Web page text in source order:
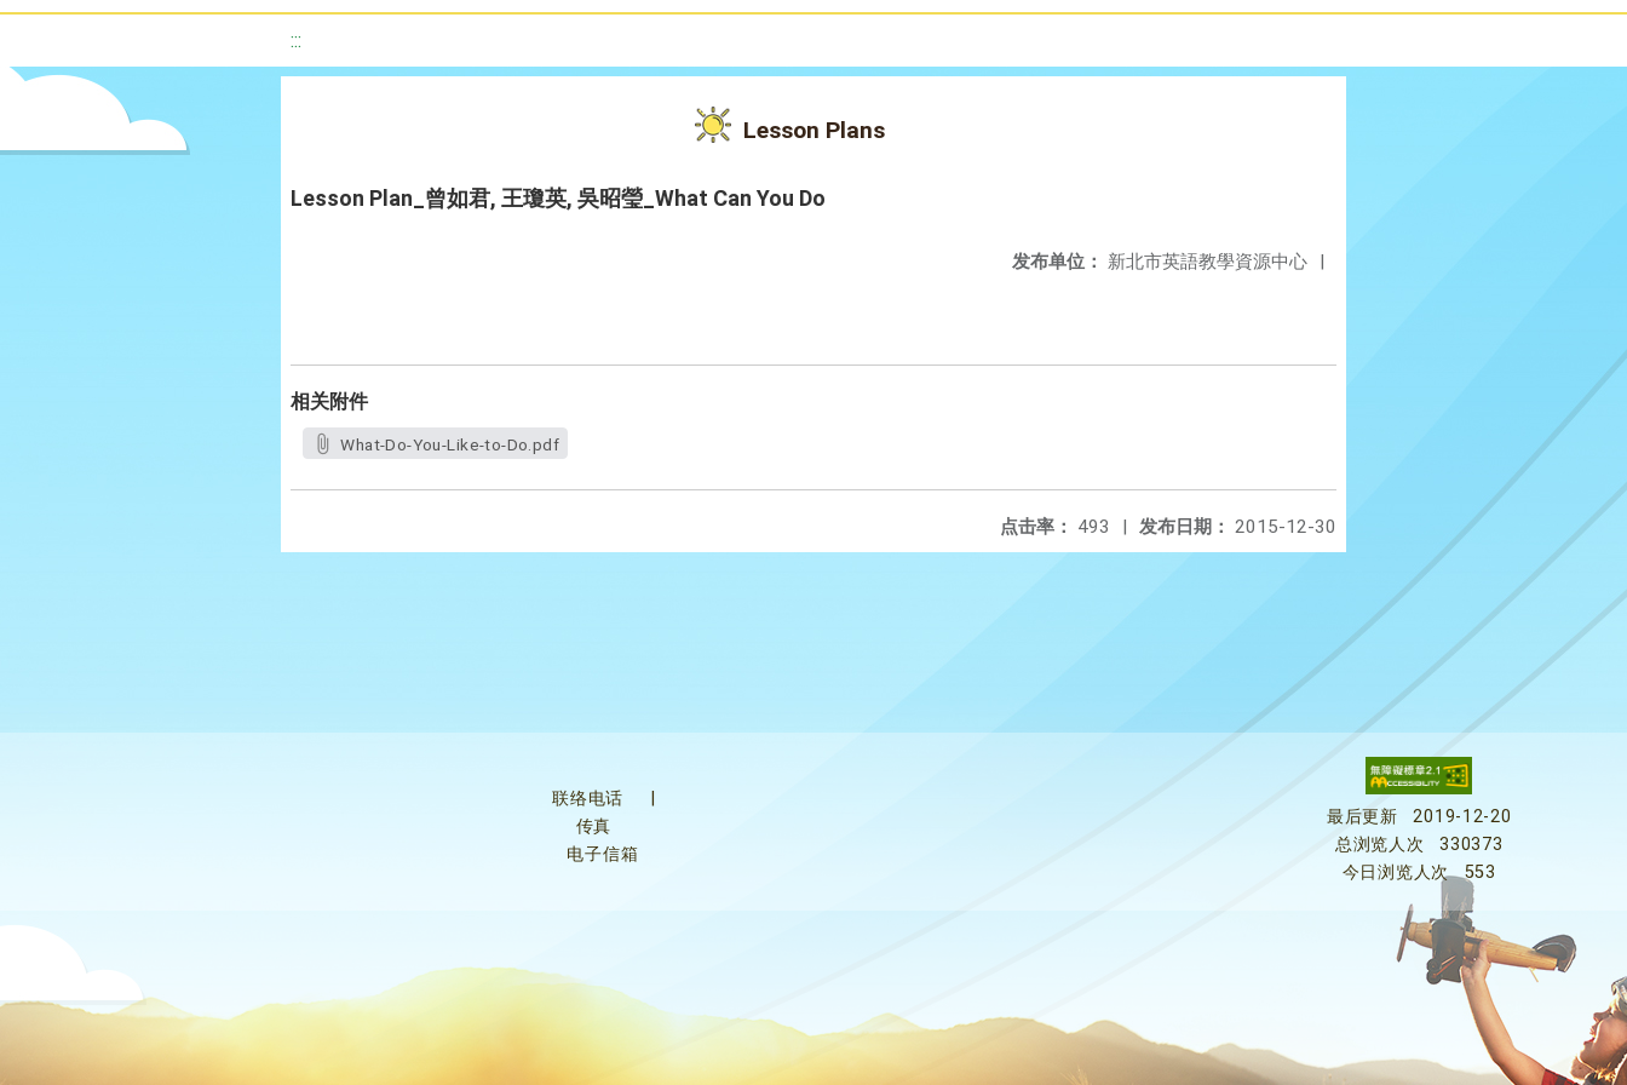
:::
Lesson Plans
Lesson Plan_曾如君, 王瓊英, 吳昭瑩_What Can You Do
发布单位： 新北市英語教學資源中心 |
相关附件
What-Do-You-Like-to-Do.pdf
发布日期： 2015-12-30
点击率： 493 |
联络电话
传真
电子信箱
最后更新
2019-12-20
总浏览人次
330373
今日浏览人次
553